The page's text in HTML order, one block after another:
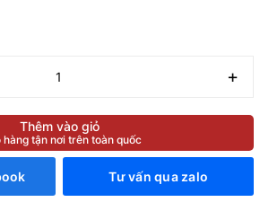
+
Thêm vào giỏ
hàng tận nơi trên toàn quốc
Tư vấn qua zalo